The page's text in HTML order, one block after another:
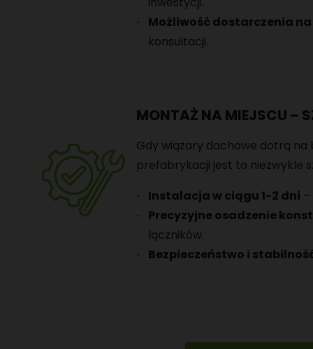
Możliwość dostarczenia
konsultacji.
MONTAŻ NA MIEJSCU –
Gdy wiązary dachowe dotrą na
prefabrykacji jest to niezwykle
Instalacja w ciągu 1-2 dni
Precyzyjne osadzenie
łączników.
Bezpieczeństwo i